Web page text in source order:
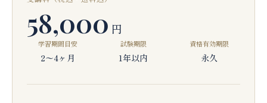
58,000 円
学習期間目安
2〜4ヶ月
試験期限
1年以内
資格有効期限
永久